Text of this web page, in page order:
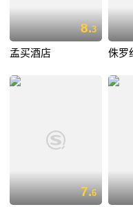
8.3
孟买酒店 侏罗
7.6